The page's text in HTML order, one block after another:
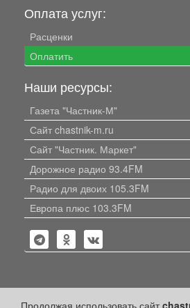
Продолжая использовать сайт
Оплата услуг:
Расценки
Оплатить
Наши ресурсы:
Газета "Частник-М"
Сайт chastnik-m.ru
Сайт "Частник. Маркет"
Дорожное радио 93.4FM
Радио для двоих 105.3FM
Европа плюс 103.3FM
Политика конфиденциальности